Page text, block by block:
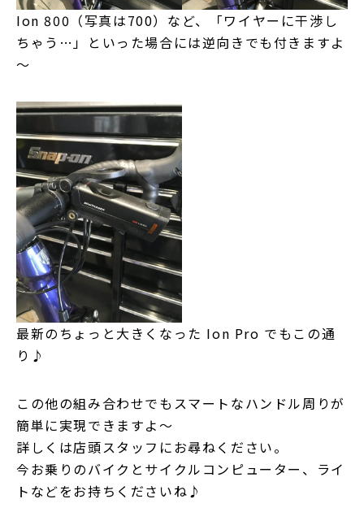
Ion 800（写真は700）など、「ワイヤーに干渉し
ちゃう…」といった場合には逆向きでも付きますよ
～
最新のちょっと大きくなった Ion Pro でもこの通
り♪
この他の組み合わせでもスマートなハンドル周りが
簡単に実現できますよ～
詳しくは店頭スタッフにお尋ねください。
今お乗りのバイクとサイクルコンピューター、ライ
トなどをお持ちくださいね♪